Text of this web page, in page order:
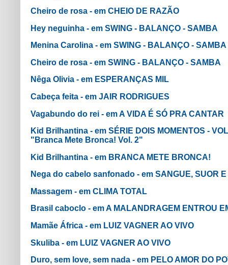
Cheiro de rosa - em CHEIO DE RAZÃO
Hey neguinha - em SWING - BALANÇO - SAMBA
Menina Carolina - em SWING - BALANÇO - SAMBA
Cheiro de rosa - em SWING - BALANÇO - SAMBA
Nêga Olivia - em ESPERANÇAS MIL
Cabeça feita - em JAIR RODRIGUES
Vagabundo do rei - em A VIDA É SÓ PRA CANTAR
Kid Brilhantina - em SÉRIE DOIS MOMENTOS -
"Branca Mete Bronca! Vol. 2"
Kid Brilhantina - em BRANCA METE BRONCA!
Nega do cabelo sanfonado - em SANGUE, SUOR
Massagem - em CLIMA TOTAL
Brasil caboclo - em A MALANDRAGEM ENTROU
Mamãe África - em LUIZ VAGNER AO VIVO
Skuliba - em LUIZ VAGNER AO VIVO
Duro, sem love, sem nada - em PELO AMOR DO